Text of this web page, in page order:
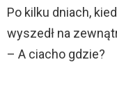
Po kilku dniach,
wyszedł na
– A ciacho gdzie?